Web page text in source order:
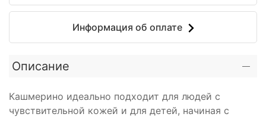
Информация об оплате
Описание
Кашмерино идеально подходит для людей с
чувствительной кожей и для детей, начиная с